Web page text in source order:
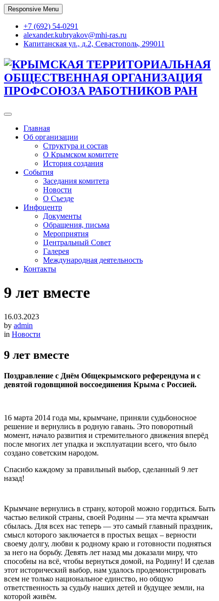
Skip
to
content
Responsive Menu
+7 (692) 54-0291
alexander.kubryakov@mhi-ras.ru
Капитанская ул., д.2, Севастополь, 299011
КРЫМСКАЯ ТЕРРИТОРИАЛЬНАЯ
ОБЩЕСТВЕННАЯ ОРГАНИЗАЦИЯ
ПРОФСОЮЗА РАБОТНИКОВ РАН
Главная
Об организации
Структура и состав
О Крымском комитете
История создания
События
Заседания комитета
Новости
О Съезде
Инфоцентр
Документы
Обращения, письма
Мероприятия
Центральный Совет
Галерея
Международная деятельность
Контакты
9 лет вместе
16.03.2023
by admin
in Новости
9 лет вместе
Поздравление с Днём Общекрымского референдума и с
девятой годовщиной воссоединения Крыма с Россией.
16 марта 2014 года мы, крымчане, приняли судьбоносное
решение и вернулись в родную гавань. Это поворотный
момент, начало развития и стремительного движения вперёд
после многих лет упадка и эксплуатации всего, что было
создано советским народом.
Спасибо каждому за правильный выбор, сделанный 9 лет
назад!
Крымчане вернулись в страну, которой можно гордиться. Быть
частью великой страны, своей Родины — эта мечта крымчан
сбылась. Для всех нас теперь — это самый главный праздник,
смысл которого заключается в простых вещах – верности
своему долгу, любви к родному краю и готовности подняться
за него на борьбу. Девять лет назад мы доказали миру, что
способны на всё, чтобы вернуться домой, на Родину! И сделав
этот исторический выбор, нам удалось продемонстрировать
всем не только национальное единство, но общую
ответственность за судьбу наших детей и будущее земли, на
которой живём.